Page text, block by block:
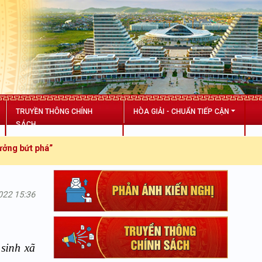
TRUYỀN THÔNG CHÍNH
SÁCH
HÒA GIẢI - CHUẨN TIẾP CẬN
15:36
xã